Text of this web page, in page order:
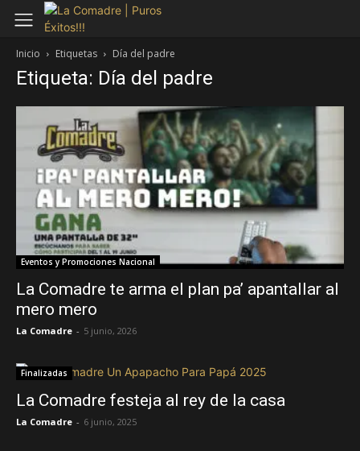
Inicio Etiquetas Día del padre
Etiqueta: Día del padre
Eventos y Promociones Nacional
La Comadre te arma el plan pa’ apantallar al
mero mero
La Comadre - 5 junio, 2026
Finalizadas
La Comadre festeja al rey de la casa
La Comadre - 6 junio, 2025